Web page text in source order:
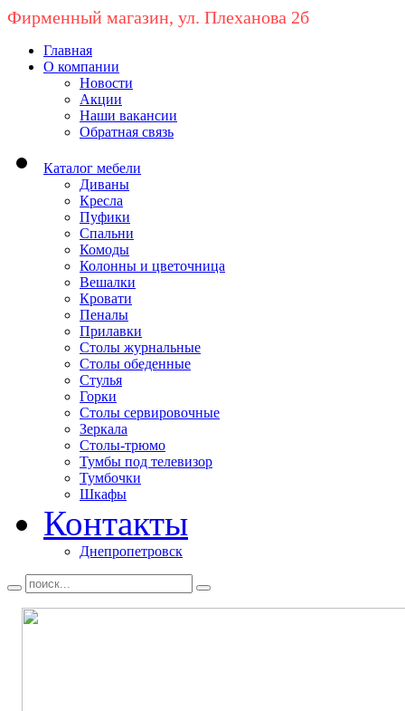
Фирменный магазин, ул. Плеханова 2б
Главная
О компании
Новости
Акции
Наши вакансии
Обратная связь
Каталог мебели
Диваны
Кресла
Пуфики
Спальни
Комоды
Колонны и цветочница
Вешалки
Кровати
Пеналы
Прилавки
Столы журнальные
Столы обеденные
Стулья
Горки
Столы сервировочные
Зеркала
Столы-трюмо
Тумбы под телевизор
Тумбочки
Шкафы
Контакты
Днепропетровск